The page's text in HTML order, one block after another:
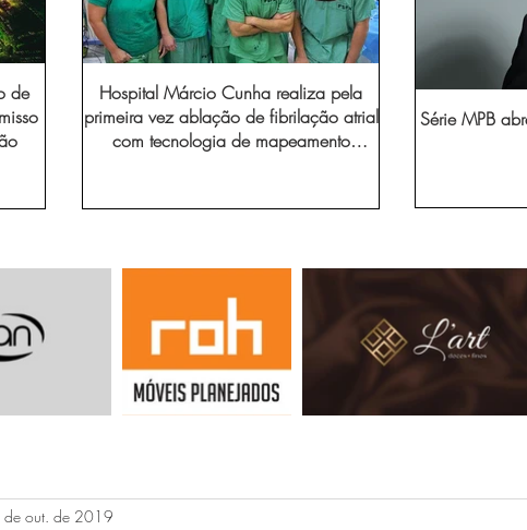
de
Hospital Márcio Cunha realiza pela
primeira vez ablação de fibrilação atrial
com tecnologia de mapeamento
Série MPB
de out. de 2019